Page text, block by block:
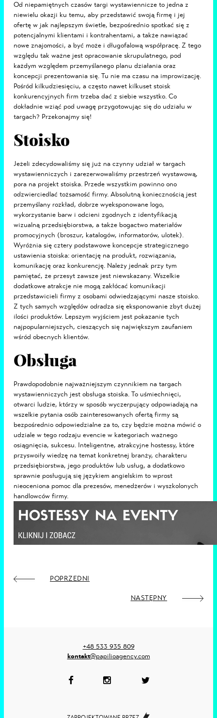
Od niepamiętnych czasów targi wystawiennicze to jedna z
niewielu okazji ku temu, aby przedstawić swoją firmę i jej
ofertę w jak najlepszym świetle, bezpośrednio spotkać się z
potencjalnymi klientami i kontrahentami, a także nawiązać
nowe znajomości, a być może i długofalową współpracę. Z tego
względu tak ważne jest opracowanie skrupulatnego, pod
każdym względem przemyślanego planu działania oraz
koncepcji prezentowania się. Tu nie ma czasu na improwizację.
Pośród kilkudziesięciu, a często nawet kilkuset stoisk
konkurencyjnych firm trzeba dać z siebie wszystko. Co
dokładnie wziąć pod uwagę przygotowując się do udziału w
targach? Przekonajmy się!
Stoisko
Jeżeli zdecydowaliśmy się już na czynny udział w targach
wystawienniczych i zarezerwowaliśmy przestrzeń wystawową,
pora na projekt stoiska. Przede wszystkim powinno ono
odzwierciedlać tożsamość firmy. Absolutną koniecznością jest
przemyślany rozkład, dobrze wyeksponowane logo,
wykorzystanie barw i odcieni zgodnych z identyfikacją
wizualną przedsiębiorstwa, a także bogactwo materiałów
promocyjnych (broszur, katalogów, informatorów, ulotek).
Wyróżnia się cztery podstawowe koncepcje strategicznego
ustawienia stoiska: orientację na produkt, rozwiązania,
komunikację oraz konkurencję. Należy jednak przy tym
pamiętać, że przesyt zawsze jest niewskazany. Wszelkie
dodatkowe atrakcje nie mogą zakłócać komunikacji
przedstawicieli firmy z osobami odwiedzającymi nasze stoisko.
Z tych samych względów odradza się eksponowanie zbyt dużej
ilości produktów. Lepszym wyjściem jest pokazanie tych
najpopularniejszych, cieszących się największym zaufaniem
wśród obecnych klientów.
Obsługa
Prawdopodobnie najważniejszym czynnikiem na targach
wystawienniczych jest obsługa stoiska. To uśmiechnięci,
otwarci ludzie, którzy w sposób wyczerpujący odpowiadają na
wszelkie pytania osób zainteresowanych ofertą firmy są
bezpośrednio odpowiedzialne za to, czy będzie można mówić o
udziale w tego rodzaju evencie w kategoriach ważnego
osiągnięcia, sukcesu. Inteligentne, atrakcyjne hostessy, które
przyswoiły wiedzę na temat konkretnej branży, charakteru
przedsiębiorstwa, jego produktów lub usług, a dodatkowo
sprawnie posługują się językiem angielskim to wprost
nieoceniona pomoc dla prezesów, menedżerów i wyszkolonych
handlowców firmy.
POPRZEDNI
NASTĘPNY
+48 533 935 809
kontakt@papilioagency.com